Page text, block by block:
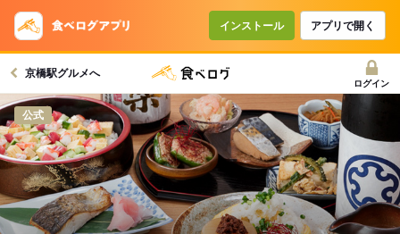
インストール アプリで開く
京橋駅グルメへ
ログイン
公式